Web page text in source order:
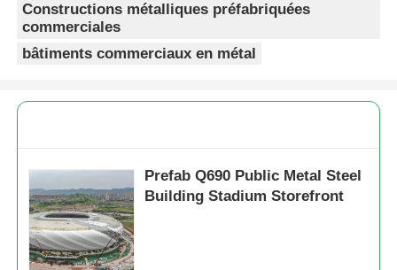
Structure en acier à plusieurs étages
Structure en acier industriel
Structure de l'acier commercial
Constructions métalliques préfabriquées
commerciales
bâtiments commerciaux en métal
Prefab Q690 Public Metal Steel
Building Stadium Storefront